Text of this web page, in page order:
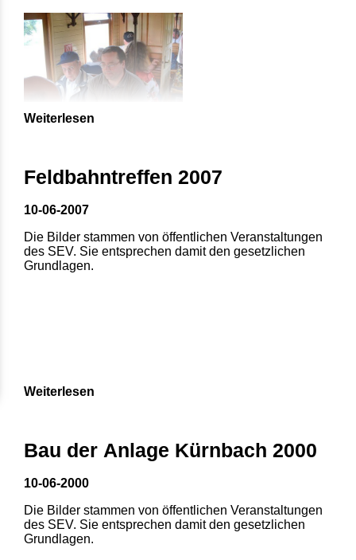
Weiterlesen
Feldbahntreffen 2007
10-06-2007
Die Bilder stammen von öffentlichen Veranstaltungen
des SEV. Sie entsprechen damit den gesetzlichen
Grundlagen.
Weiterlesen
Bau der Anlage Kürnbach 2000
10-06-2000
Die Bilder stammen von öffentlichen Veranstaltungen
des SEV. Sie entsprechen damit den gesetzlichen
Grundlagen.